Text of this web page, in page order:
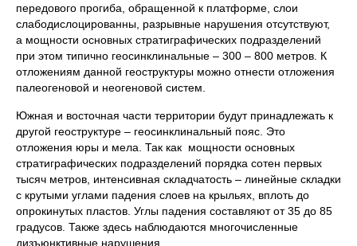
передового прогиба, обращенной к платформе, слои
слабодислоцированны, разрывные нарушения отсутствуют,
а мощности основных стратиграфических подразделений
при этом типично геосинклинальные – 300 – 800 метров. К
отложениям данной геоструктуры можно отнести отложения
палеогеновой и неогеновой систем.
Южная и восточная части территории будут принадлежать к
другой геоструктуре – геосинклинальный пояс. Это
отложения юры и мела. Так как мощности основных
стратиграфических подразделений порядка сотен первых
тысяч метров, интенсивная складчатость – линейные складки
с крутыми углами падения слоев на крыльях, вплоть до
опрокинутых пластов. Углы падения составляют от 35 до 85
градусов. Также здесь наблюдаются многочисленные
дизъюнктивные нарушения.